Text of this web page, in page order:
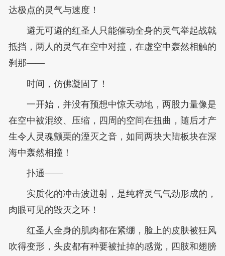
达极点的灵气与速度！
避无可避的红圣人只能催动全身的灵气举起战戟
抵挡，两人的灵气在空中对撞，在虚空中轰然相触的
刹那——
时间，仿佛凝固了！
一开始，并没有预想中惊天动地，两股力量像是
在空中被混绞、压缩，四周的空间在扭曲，随后才产
生令人灵魂颤栗的湮灭之音，如同两块大陆板块在深
海中轰然相撞！
扑通——
实质化的冲击波迸射，是纯粹灵气气劲形成的，
肉眼可见的毁灭之环！
红圣人全身的肌肉都在紧绷，脸上的皮肤被狂风
吹得变形，头皮都有种要被扯掉的感觉，四肢和翅膀